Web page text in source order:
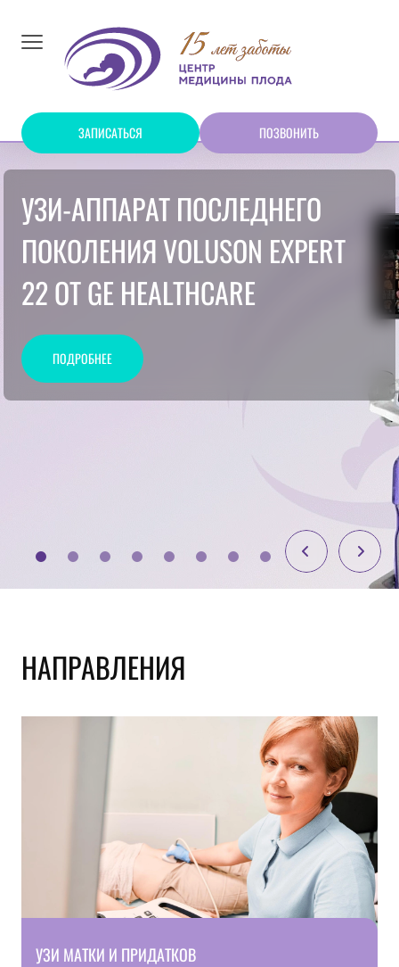
ЗАПИСАТЬСЯ ПОЗВОНИТЬ
УЗИ-АППАРАТ ПОСЛЕДНЕГО
ПОКОЛЕНИЯ VOLUSON EXPERT
22 ОТ GE HEALTHCARE
ПОДРОБНЕЕ
НАПРАВЛЕНИЯ
УЗИ МАТКИ И ПРИДАТКОВ